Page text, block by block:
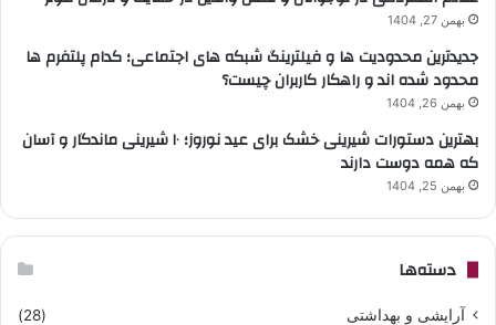
بهمن 27, 1404
جدیدترین محدودیت ها و فیلترینگ شبکه های اجتماعی؛ کدام پلتفرم ها
محدود شده اند و راهکار کاربران چیست؟
بهمن 26, 1404
بهترین دستورات شیرینی خشک برای عید نوروز؛ ۱۰ شیرینی ماندگار و آسان
که همه دوست دارند
بهمن 25, 1404
دسته‌ها
آرایشی و بهداشتی
(28)